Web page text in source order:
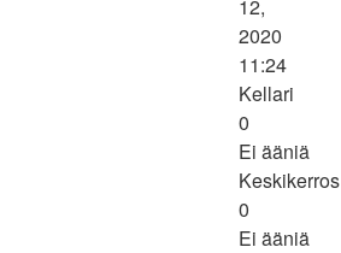
12,
2020
11:24
Kellari
0
Ei ääniä
Keskikerros
0
Ei ääniä